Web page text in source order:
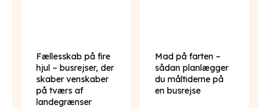
Fællesskab på fire
hjul – busrejser, der
skaber venskaber
på tværs af
landegrænser
Mad på farten –
sådan planlægger
du måltiderne på
en busrejse